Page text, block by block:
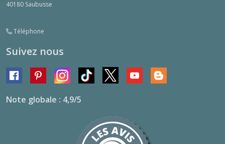
40180 Saubusse
Téléphone
Suivez nous
Note globale : 4,9/5